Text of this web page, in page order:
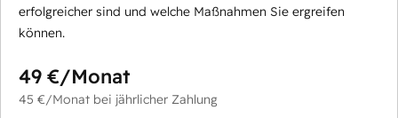
erfolgreicher sind und welche Maßnahmen Sie ergreifen
können.
49 €/Monat
45 €/Monat bei jährlicher Zahlung